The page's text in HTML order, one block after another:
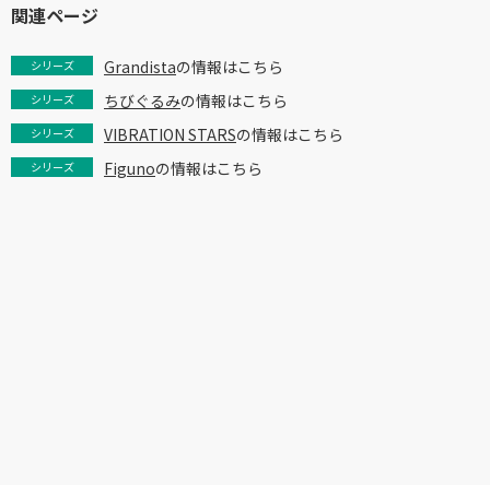
関連ページ
シリーズ Grandistaの情報はこちら
シリーズ ちびぐるみの情報はこちら
シリーズ VIBRATION STARSの情報はこちら
シリーズ Figunoの情報はこちら